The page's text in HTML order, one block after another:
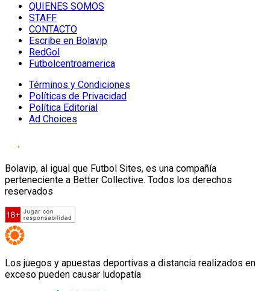
QUIENES SOMOS
STAFF
CONTACTO
Escribe en Bolavip
RedGol
Futbolcentroamerica
Términos y Condiciones
Políticas de Privacidad
Política Editorial
Ad Choices
Bolavip, al igual que Futbol Sites, es una compañía
perteneciente a Better Collective. Todos los derechos
reservados
Los juegos y apuestas deportivas a distancia realizados en
exceso pueden causar ludopatía